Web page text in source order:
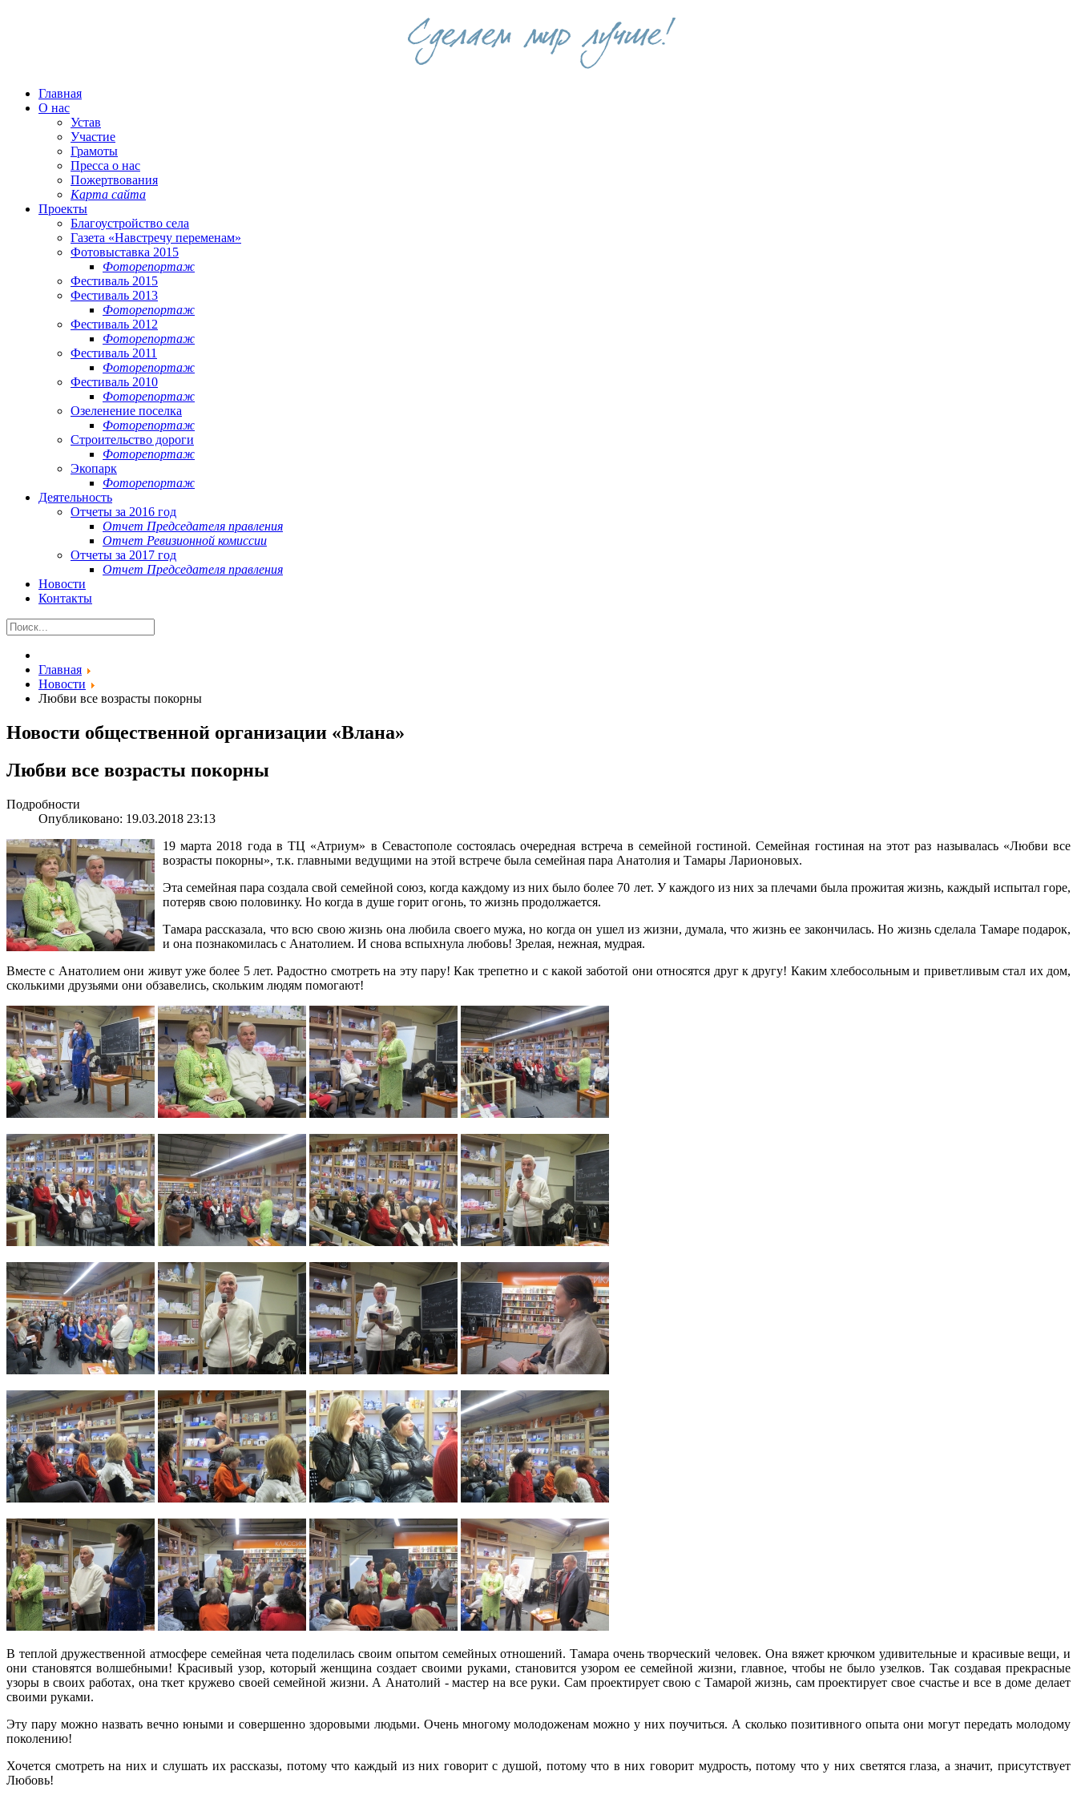
Главная
О нас
Устав
Участие
Грамоты
Пресса о нас
Пожертвования
Карта сайта
Проекты
Благоустройство села
Газета «Навстречу переменам»
Фотовыставка 2015
Фоторепортаж
Фестиваль 2015
Фестиваль 2013
Фоторепортаж
Фестиваль 2012
Фоторепортаж
Фестиваль 2011
Фоторепортаж
Фестиваль 2010
Фоторепортаж
Озеленение поселка
Фоторепортаж
Строительство дороги
Фоторепортаж
Экопарк
Фоторепортаж
Деятельность
Отчеты за 2016 год
Отчет Председателя правления
Отчет Ревизионной комиссии
Отчеты за 2017 год
Отчет Председателя правления
Новости
Контакты
Главная
Новости
Любви все возрасты покорны
Новости общественной организации «Влана»
Любви все возрасты покорны
Подробности
Опубликовано: 19.03.2018 23:13
19 марта 2018 года в ТЦ «Атриум» в Севастополе состоялась очередная встреча в семейной гостиной. Семейная гостиная на этот раз называлась «Любви все
возрасты покорны», т.к. главными ведущими на этой встрече была семейная пара Анатолия и Тамары Ларионовых.
Эта семейная пара создала свой семейной союз, когда каждому из них было более 70 лет. У каждого из них за плечами была прожитая жизнь, каждый испытал горе,
потеряв свою половинку. Но когда в душе горит огонь, то жизнь продолжается.
Тамара рассказала, что всю свою жизнь она любила своего мужа, но когда он ушел из жизни, думала, что жизнь ее закончилась. Но жизнь сделала Тамаре подарок,
и она познакомилась с Анатолием. И снова вспыхнула любовь! Зрелая, нежная, мудрая.
Вместе с Анатолием они живут уже более 5 лет. Радостно смотреть на эту пару! Как трепетно и с какой заботой они относятся друг к другу! Каким хлебосольным и приветливым стал их дом,
сколькими друзьями они обзавелись, скольким людям помогают!
В теплой дружественной атмосфере семейная чета поделилась своим опытом семейных отношений. Тамара очень творческий человек. Она вяжет крючком удивительные и красивые вещи, и
они становятся волшебными! Красивый узор, который женщина создает своими руками, становится узором ее семейной жизни, главное, чтобы не было узелков. Так создавая прекрасные
узоры в своих работах, она ткет кружево своей семейной жизни. А Анатолий - мастер на все руки. Сам проектирует свою с Тамарой жизнь, сам проектирует свое счастье и все в доме делает
своими руками.
Эту пару можно назвать вечно юными и совершенно здоровыми людьми. Очень многому молодоженам можно у них поучиться. А сколько позитивного опыта они могут передать молодому
поколению!
Хочется смотреть на них и слушать их рассказы, потому что каждый из них говорит с душой, потому что в них говорит мудрость, потому что у них светятся глаза, а значит, присутствует
Любовь!